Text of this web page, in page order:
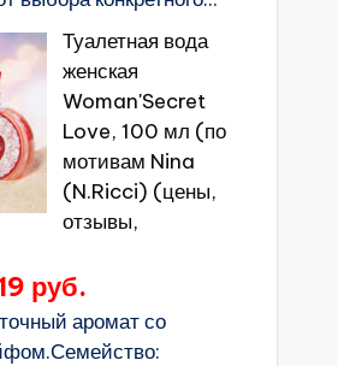
Туалетная вода
женская
Woman'Secret
Love, 100 мл (по
мотивам Nina
(N.Ricci) (цены,
отзывы,
руб.
аромат со